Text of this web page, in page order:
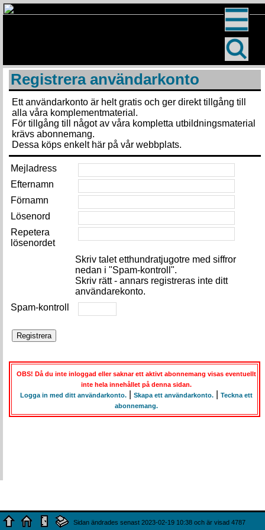
Registrera användarkonto
Ett användarkonto är helt gratis och ger direkt tillgång till
alla våra komplementmaterial.
För tillgång till något av våra kompletta utbildningsmaterial
krävs abonnemang.
Dessa köps enkelt här på vår webbplats.
Mejladress
Efternamn
Förnamn
Lösenord
Repetera
lösenordet
Skriv talet etthundratjugotre med siffror
nedan i "Spam-kontroll".
Skriv rätt - annars registreras inte ditt
användarekonto.
Spam-kontroll
OBS! Då du inte inloggad eller saknar ett aktivt abonnemang visas eventuellt
inte hela innehållet på denna sidan.
Logga in med ditt användarkonto.| Skapa ett användarkonto.|
Teckna ett
abonnemang.
Sidan ändrades senast 2023-02-19 10:38 och är visad 4787